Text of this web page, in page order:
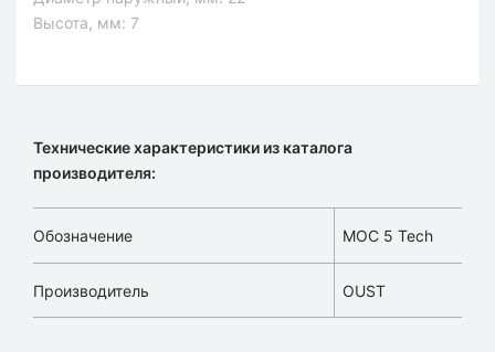
Высота, мм: 7
Технические характеристики из каталога
производителя:
Обозначение MOC 5 Tech
Производитель OUST